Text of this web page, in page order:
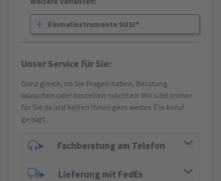
Einmalinstrumente SUSI®
Unser Service für Sie:
Ganz gleich, ob Sie Fragen haben, Beratung
wünschen oder bestellen möchten: Wir sind immer
für Sie da und helfen Ihnen gern weiter. Ein Anruf
genügt.
Fachberatung am Telefon
Lieferung mit FedEx